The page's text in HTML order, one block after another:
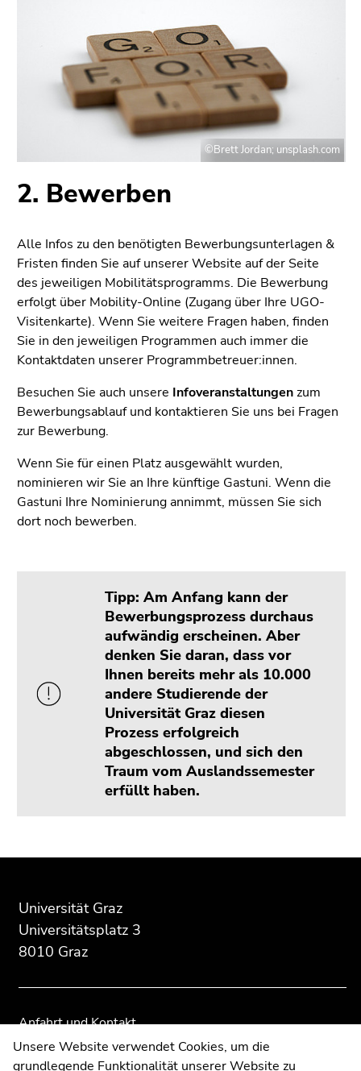
2. Bewerben
Alle Infos zu den benötigten Bewerbungsunterlagen &
Fristen finden Sie auf unserer Website auf der Seite
des jeweiligen Mobilitätsprogramms. Die Bewerbung
erfolgt über Mobility-Online (Zugang über Ihre UGO-
Visitenkarte). Wenn Sie weitere Fragen haben, finden
Sie in den jeweiligen Programmen auch immer die
Kontaktdaten unserer Programmbetreuer:innen.
Besuchen Sie auch unsere Infoveranstaltungenzum
Bewerbungsablauf und kontaktieren Sie uns bei Fragen
zur Bewerbung.
Wenn Sie für einen Platz ausgewählt wurden,
nominieren wir Sie an Ihre künftige Gastuni. Wenn die
Gastuni Ihre Nominierung annimmt, müssen Sie sich
dort noch bewerben.
©Brett Jordan; unsplash.com
Tipp: Am Anfang kann der
Bewerbungsprozess durchaus
aufwändig erscheinen. Aber
denken Sie daran, dass vor
Ihnen bereits mehr als 10.000
andere Studierende der
Universität Graz diesen
Prozess erfolgreich
abgeschlossen, und sich den
Traum vom Auslandssemester
erfüllt haben.
Seitenbereichs:
Zusatzinformationen:
Universität Graz
Universitätsplatz 3
8010 Graz
Anfahrt und Kontakt
Kommunikation und Öffentlichkeitsarbeit
Moodle
Seitenbereichs.
Übersicht
Seitenbereichs.
Übersicht
Unsere Website verwendet Cookies, um die
grundlegende Funktionalität unserer Website zu